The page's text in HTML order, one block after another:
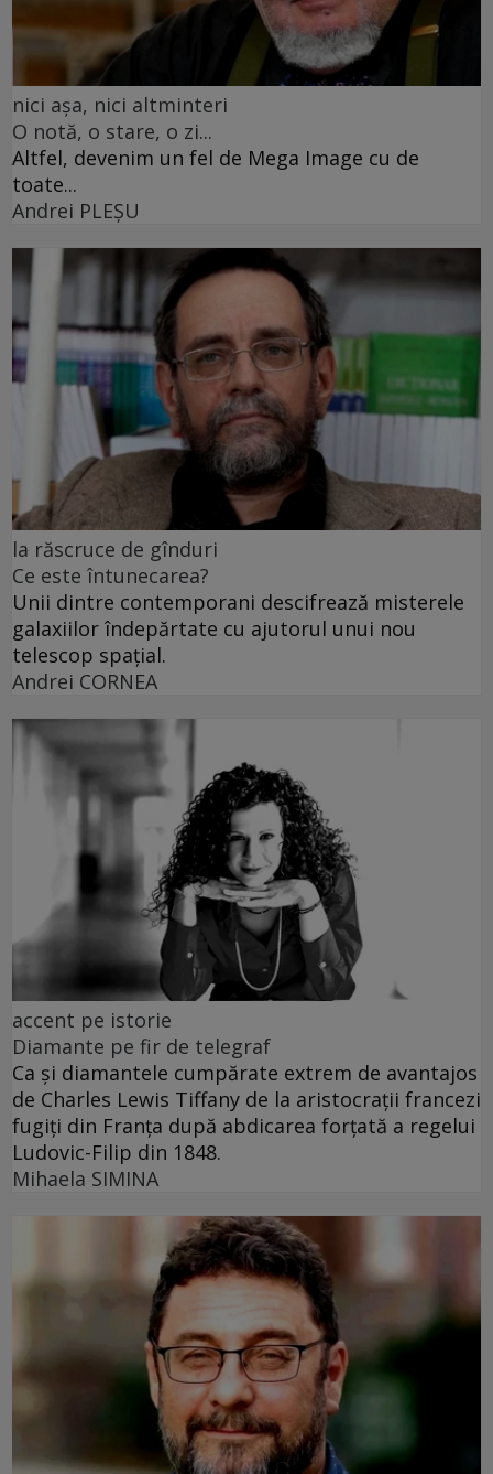
nici așa, nici altminteri
O notă, o stare, o zi...
Altfel, devenim un fel de Mega Image cu de
toate...
Andrei PLEŞU
la răscruce de gînduri
Ce este întunecarea?
Unii dintre contemporani descifrează misterele
galaxiilor îndepărtate cu ajutorul unui nou
telescop spațial.
Andrei CORNEA
accent pe istorie
Diamante pe fir de telegraf
Ca și diamantele cumpărate extrem de avantajos
de Charles Lewis Tiffany de la aristocrații francezi
fugiți din Franța după abdicarea forțată a regelui
Ludovic-Filip din 1848.
Mihaela SIMINA